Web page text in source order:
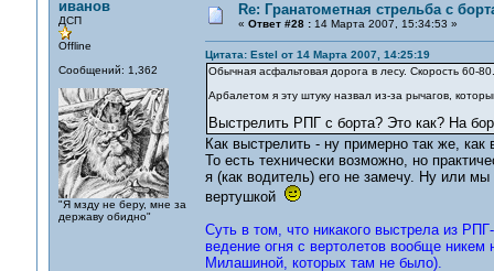
иванов
ДСП
Offline
Сообщений: 1,362
"Я мзду не беру, мне за
державу обидно"
Re: Гранатометная стрельба с
« Ответ #28 :14 Марта 2007, 15:34:53 »
Цитата: Estel от 14 Марта 2007, 14:25:19
Обычная асфальтовая дорога в лесу. Скорость 60-80.
Арбалетом я эту штуку назвал из-за рычагов,
Выстрелить РПГ с борта? Это как? На
Как выстрелить - ну примерно так же,
То есть технически возможно, но
я (как водитель) его не замечу. Ну или
вертушкой
Суть в том, что никакого выстрела из
ведение огня с вертолетов вообще
Милашиной, которых там не было).